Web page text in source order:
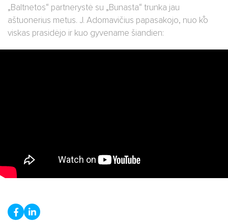
„Baltnetos“ partnerystė su „Bunasta“ trunka jau
aštuonerius metus. J. Adomavičius papasakojo, nuo ko
viskas prasidėjo ir kuo gyvename šiandien: